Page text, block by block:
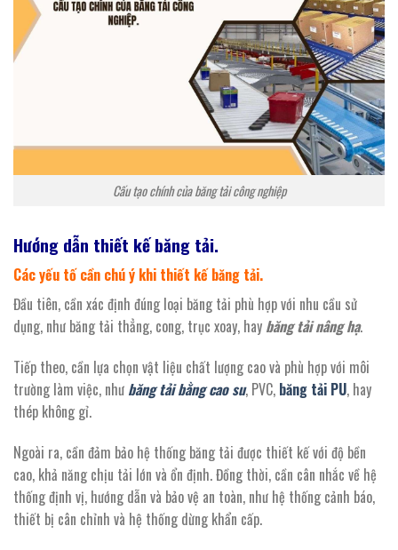
Cấu tạo chính của băng tải công nghiệp
Hướng dẫn thiết kế băng tải.
Các yếu tố cần chú ý khi thiết kế băng tải.
Đầu tiên, cần xác định đúng loại băng tải phù hợp với nhu cầu sử
dụng, như băng tải thẳng, cong, trục xoay, hay băng tải nâng hạ.
Tiếp theo, cần lựa chọn vật liệu chất lượng cao và phù hợp với môi
trường làm việc, như băng tải bằng cao su, PVC, băng tải PU, hay
thép không gỉ.
Ngoài ra, cần đảm bảo hệ thống băng tải được thiết kế với độ bền
cao, khả năng chịu tải lớn và ổn định. Đồng thời, cần cân nhắc về hệ
thống định vị, hướng dẫn và bảo vệ an toàn, như hệ thống cảnh báo,
thiết bị cân chỉnh và hệ thống dừng khẩn cấp.